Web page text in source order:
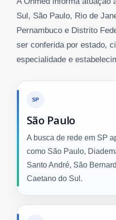
Sul, São Paulo, Rio de
Pernambuco e Distrito
ser conferida por estado,
especialidade e
SP
São Paulo
A busca de rede em SP
como São Paulo,
Santo André, São
Caetano do Sul.